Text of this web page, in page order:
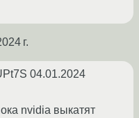
г.
04.01.2024
nvidia выкатят